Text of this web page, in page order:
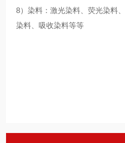
8） 染料 ： 激光染料 荧光染料
染料 吸收染料等等